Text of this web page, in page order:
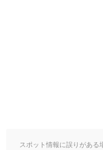
スポット情報に誤りがあ